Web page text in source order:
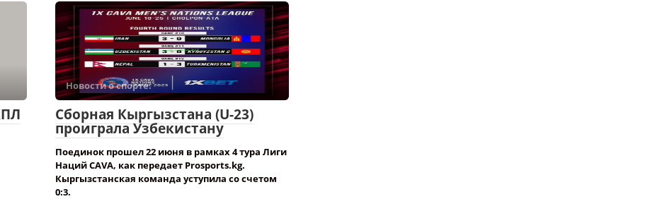
Новости о спорте.
Сборная Кыргызстана (U-23)
проиграла Узбекистану
Поединок прошел 22 июня в рамках 4 тура Лиги
Наций CAVA, как передает Prosports.kg.
Кыргызстанская команда уступила со счетом
0:3.